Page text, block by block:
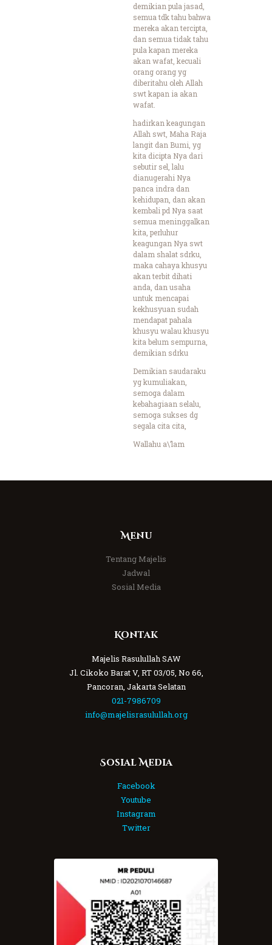
demikian pula jasad,
semua tdk tahu bahwa
mereka akan tercipta,
dan semua tidak tahu
pula kapan mereka
akan wafat, kecuali
orang orang yg
diberitahu oleh Allah
swt kapan ia akan
wafat.
hadirkan keagungan
Allah swt, Maha Raja
langit dan Bumi, yg
kita dicipta Nya dari
sebutir sel, lalu
dianugerahi Nya
panca indra dan
kehidupan, dan akan
kembali pd Nya saat
semua meninggalkan
kita, perluhur
keagungan Nya swt
dalam shalat sdrku,
maka cahaya khusyu
akan terbit dihati
anda, dan usaha
untuk mencapai
kekhusyuan sudah
mendapat pahala
khusyu walau khusyu
kita belum sempurna,
demikian sdrku
Demikian saudaraku
yg kumuliakan,
semoga dalam
kebahagiaan selalu,
semoga sukses dg
segala cita cita,
Wallahu a\’lam
Menu
Tentang Majelis
Jadwal
Sosial Media
Kontak
Majelis Rasulullah SAW
Jl. Cikoko Barat V, RT 03/05, No 66,
Pancoran, Jakarta Selatan
021-7986709
info@majelisrasulullah.org
Sosial Media
Facebook
Youtube
Instagram
Twitter